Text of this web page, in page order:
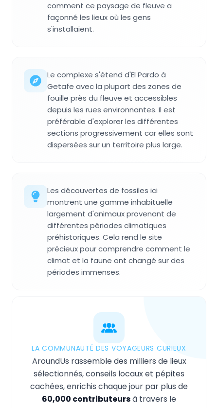
comment ce paysage de fleuve a
façonné les lieux où les gens
s'installaient.
Le complexe s'étend d'El Pardo à
Getafe avec la plupart des zones de
fouille près du fleuve et accessibles
depuis les rues environnantes. Il est
préférable d'explorer les différentes
sections progressivement car elles sont
dispersées sur un territoire plus large.
Les découvertes de fossiles ici
montrent une gamme inhabituelle
largement d'animaux provenant de
différentes périodes climatiques
préhistoriques. Cela rend le site
précieux pour comprendre comment le
climat et la faune ont changé sur des
périodes immenses.
LA COMMUNAUTÉ DES VOYAGEURS CURIEUX
AroundUs rassemble des milliers de lieux
sélectionnés, conseils locaux et pépites
cachées, enrichis chaque jour par plus de
60,000 contributeursà travers le